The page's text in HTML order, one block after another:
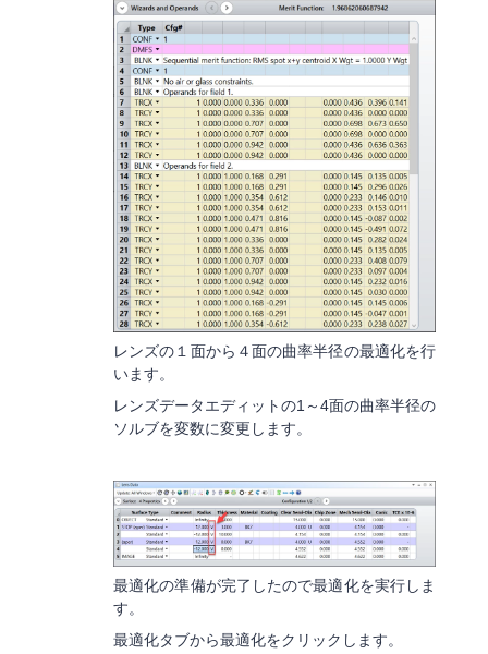
レンズの１面から４面の曲率半径の最適化を行
います。
レンズデータエディットの1～4面の曲率半径の
ソルブを変数に変更します。
最適化の準備が完了したので最適化を実行しま
す。
最適化タブから最適化をクリックします。